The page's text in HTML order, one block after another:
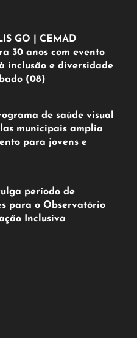
GO | CEMAD
30 anos com evento
inclusão e diversidade
(08)
de saúde visual
municipais amplia
para jovens e
período de
para o Observatório
Inclusiva